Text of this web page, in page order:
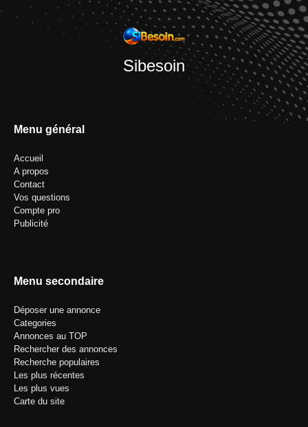
Sibesoin
Menu général
Accueil
A propos
Contact
Vos questions
Compte pro
Publicité
Menu secondaire
Déposer une annonce
Categories
Annonces au TOP
Rechercher des annonces
Recherche populaires
Les plus récentes
Les plus vues
Carte du site